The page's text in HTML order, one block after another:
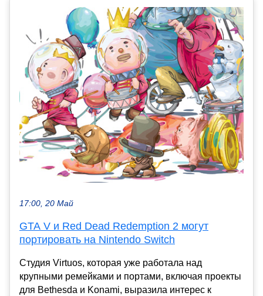
17:00, 20 Май
GTA V и Red Dead Redemption 2 могут
портировать на Nintendo Switch
Студия Virtuos, которая уже работала над
крупными ремейками и портами, включая проекты
для Bethesda и Konami, выразила интерес к